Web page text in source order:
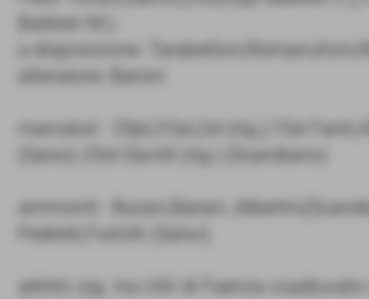
Barbieri M.).
a disposizione
allenatore: Baroni
marcatori : 33pt,37pt,2st (rig.),15st
(Salso) 25st Davitti (rig.) (Scandiano)
ammoniti : Burani,Barani
Pedretti,Furlotti (Salso)
arbitro sig. ina Utili di Faenza coadiuvato